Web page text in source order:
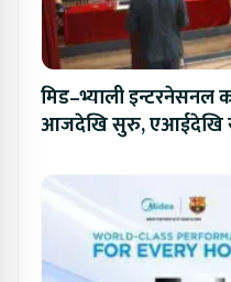
मिड–भ्याली इन्टरनेसनल
आजदेखि सुरु, एआईदेखि